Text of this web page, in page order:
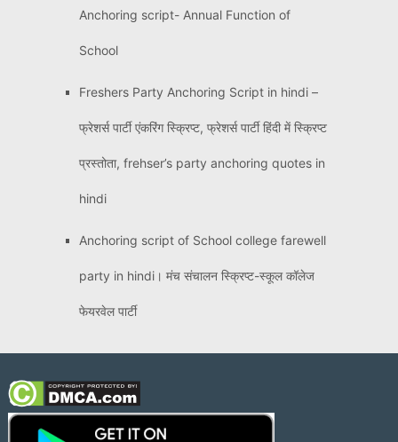
Anchoring script- Annual Function of
School
Freshers Party Anchoring Script in hindi –
फ्रेशर्स पार्टी एंकरिंग स्क्रिप्ट, फ्रेशर्स पार्टी हिंदी में स्क्रिप्ट
प्रस्तोता, frehser’s party anchoring quotes in
hindi
Anchoring script of School college farewell
party in hindi। मंच संचालन स्क्रिप्ट-स्कूल कॉलेज
फेयरवेल पार्टी